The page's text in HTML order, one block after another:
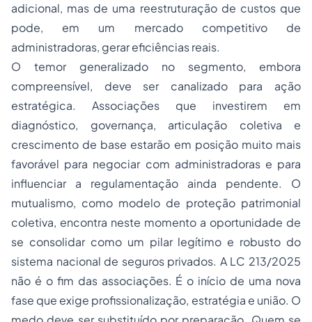
adicional, mas de uma reestruturação de custos que
pode, em um mercado competitivo de
administradoras, gerar eficiências reais.
O temor generalizado no segmento, embora
compreensível, deve ser canalizado para ação
estratégica. Associações que investirem em
diagnóstico, governança, articulação coletiva e
crescimento de base estarão em posição muito mais
favorável para negociar com administradoras e para
influenciar a regulamentação ainda pendente. O
mutualismo, como modelo de proteção patrimonial
coletiva, encontra neste momento a oportunidade de
se consolidar como um pilar legítimo e robusto do
sistema nacional de seguros privados. A LC 213/2025
não é o fim das associações. É o início de uma nova
fase que exige profissionalização, estratégia e união. O